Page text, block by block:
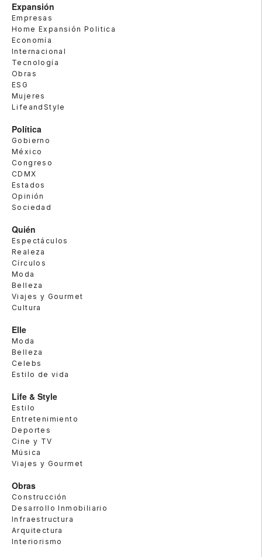
Expansión
Empresas
Home Expansión Politica
Economía
Internacional
Tecnología
Obras
ESG
Mujeres
LifeandStyle
Política
Gobierno
México
Congreso
CDMX
Estados
Opinión
Sociedad
Quién
Espectáculos
Realeza
Círculos
Moda
Belleza
Viajes y Gourmet
Cultura
Elle
Moda
Belleza
Celebs
Estilo de vida
Life & Style
Estilo
Entretenimiento
Deportes
Cine y TV
Música
Viajes y Gourmet
Obras
Construcción
Desarrollo Inmobiliario
Infraestructura
Arquitectura
Interiorismo